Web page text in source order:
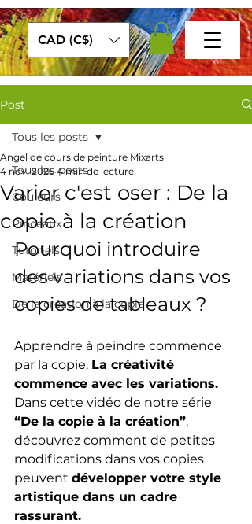
CAD (C$)
Post
Tous les posts
Couleurs
Pinceaux
Tutoriels
Matériels
De la création à la copie
Tous les posts
Varier c'est oser : De la
copie à la création
Angel de cours de peinture Mixarts
4 nov. 2025 4 min de lecture
Pourquoi introduire
des variations dans vos
copies de tableaux ?
Apprendre à peindre commence
par la copie. La créativité
commence avec les variations.
Dans cette vidéo de notre série
“De la copie à la création”,
découvrez comment de petites
modifications dans vos copies
peuvent développer votre style
artistique dans un cadre
rassurant.